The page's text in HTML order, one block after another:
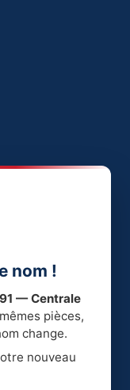
nom !
— Centrale
pièces,
change.
nouveau